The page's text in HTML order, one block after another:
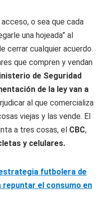
o sea que cada
una hojeada” al
cerrar cualquier acuerdo.
que compren y vendan
de Seguridad
de la ley van a
al que comercializa
viejas y las vende. El
a tres cosas, el CBC,
y celulares.
futbolera de
el consumo en